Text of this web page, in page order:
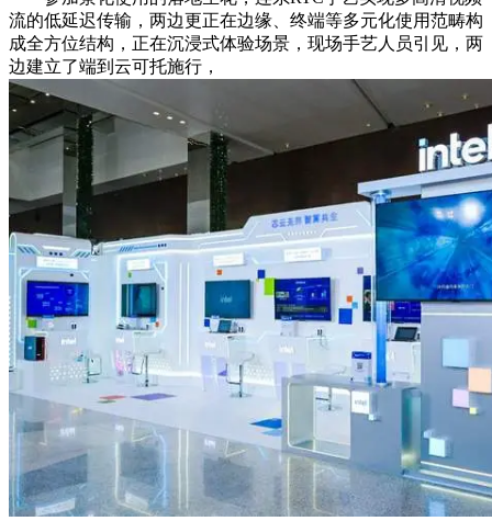
流的低延迟传输，两边更正在边缘、终端等多元化使用范畴构
成全方位结构，正在沉浸式体验场景，现场手艺人员引见，两
边建立了端到云可托施行，